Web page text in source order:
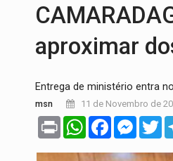
aproximar
Entrega de ministério entra
msn 11 de Novembro de
Print WhatsAppFacebook